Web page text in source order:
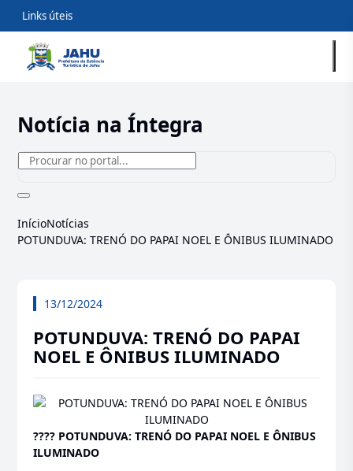
Links úteis
Notícia na Íntegra
InícioNotícias
POTUNDUVA: TRENÓ DO PAPAI NOEL E ÔNIBUS ILUMINADO
13/12/2024
POTUNDUVA: TRENÓ DO PAPAI
NOEL E ÔNIBUS ILUMINADO
???? POTUNDUVA: TRENÓ DO PAPAI NOEL E ÔNIBUS
ILUMINADO